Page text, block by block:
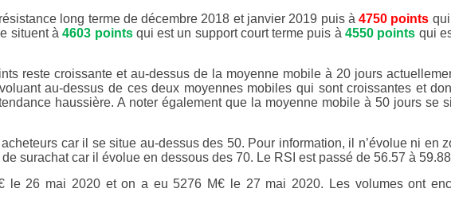
long terme de décembre 2018 et janvier 2019 puis à4750 points
situent à4603 pointsqui est un support court terme puis à 4550 points qui
reste croissante et au-dessus de la moyenne mobile à 20 jours
au-dessus de ces deux moyennes mobiles qui sont croissantes et
haussière. A noter également que la moyenne mobile à 50 jours se
car il se situe au-dessus des 50. Pour information, il n’évolue ni en
surachat car il évolue en dessous des 70. Le RSI est passé de 56.57 à
le 26 mai 2020 et on a eu 5276 M€ le 27 mai 2020. Les volumes ont